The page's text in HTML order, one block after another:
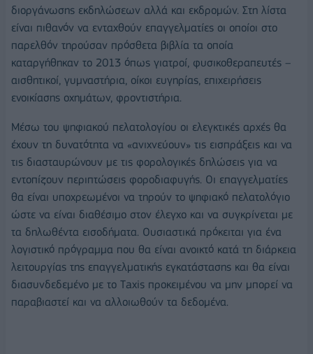
διοργάνωσης εκδηλώσεων αλλά και εκδρομών. Στη λίστα
είναι πιθανόν να ενταχθούν επαγγελματίες οι οποίοι στο
παρελθόν τηρούσαν πρόσθετα βιβλία τα οποία
καταργήθηκαν το 2013 όπως γιατροί, φυσικοθεραπευτές –
αισθητικοί, γυμναστήρια, οίκοι ευγηρίας, επιχειρήσεις
ενοικίασης οχημάτων, φροντιστήρια.
Μέσω του ψηφιακού πελατολογίου οι ελεγκτικές αρχές θα
έχουν τη δυνατότητα να «ανιχνεύουν» τις εισπράξεις και να
τις διασταυρώνουν με τις φορολογικές δηλώσεις για να
εντοπίζουν περιπτώσεις φοροδιαφυγής. Οι επαγγελματίες
θα είναι υποχρεωμένοι να τηρούν το ψηφιακό πελατολόγιο
ώστε να είναι διαθέσιμο στον έλεγχο και να συγκρίνεται με
τα δηλωθέντα εισοδήματα. Ουσιαστικά πρόκειται για ένα
λογιστικό πρόγραμμα που θα είναι ανοικτό κατά τη διάρκεια
λειτουργίας της επαγγελματικής εγκατάστασης και θα είναι
διασυνδεδεμένο με το Τaxis προκειμένου να μην μπορεί να
παραβιαστεί και να αλλοιωθούν τα δεδομένα.